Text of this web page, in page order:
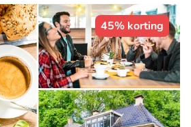
45% korting